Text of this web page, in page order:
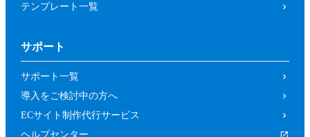
テンプレート一覧
サポート
サポート一覧
導入をご検討中の方へ
ECサイト制作代行サービス
ヘルプセンター